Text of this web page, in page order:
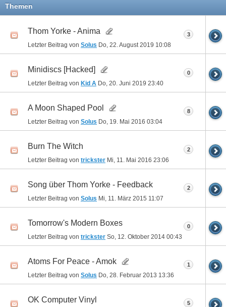
Themen
Thom Yorke - Anima
Letzter Beitrag von Solus Do, 22. August 2019 10:08
3
Minidiscs [Hacked]
Letzter Beitrag von Kid A Do, 20. Juni 2019 23:40
0
A Moon Shaped Pool
Letzter Beitrag von Solus Do, 19. Mai 2016 03:04
8
Burn The Witch
Letzter Beitrag von trickster Mi, 11. Mai 2016 23:06
2
Song über Thom Yorke - Feedback
Letzter Beitrag von Solus Mi, 11. März 2015 11:07
2
Tomorrow's Modern Boxes
Letzter Beitrag von trickster So, 12. Oktober 2014 00:43
0
Atoms For Peace - Amok
Letzter Beitrag von Solus Do, 28. Februar 2013 13:36
1
OK Computer Vinyl 5